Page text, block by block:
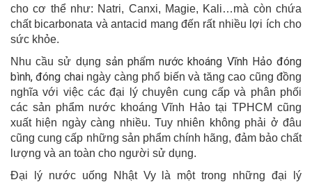
cho cơ thể như: Natri, Canxi, Magie, Kali…mà còn chứa
chất bicarbonata và antacid mang đến rất nhiều lợi ích cho
sức khỏe.
Nhu cầu sử dụng sản phẩm nước khoáng Vĩnh Hảo đóng
bình, đóng chaingày càng phổ biến và tăng cao cũng đồng
nghĩa với việc các đại lý chuyên cung cấp và phân phối
các sản phẩm nước khoáng Vĩnh Hảo tại TPHCM cũng
xuất hiện ngày càng nhiều. Tuy nhiên không phải ở đâu
cũng cung cấp những sản phẩm chính hãng, đảm bảo chất
lượng và an toàn cho người sử dụng.
Đại lý nước uống Nhật Vy là một trong những đại lý